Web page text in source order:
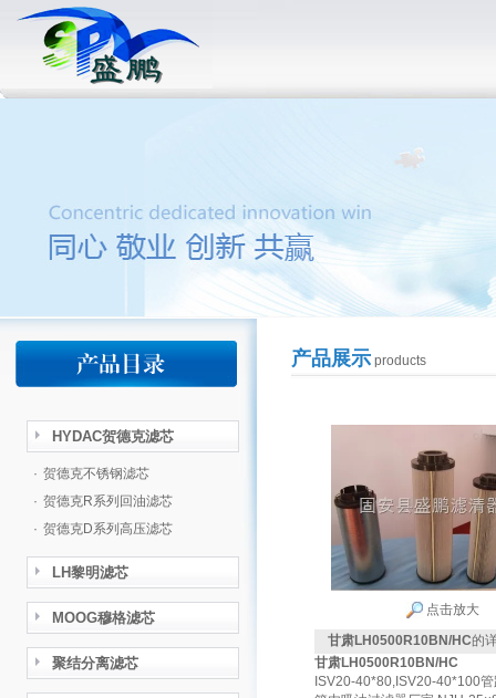
HYDAC贺德克滤芯
· 贺德克不锈钢滤芯
· 贺德克R系列回油滤芯
· 贺德克D系列高压滤芯
LH黎明滤芯
MOOG穆格滤芯
聚结分离滤芯
产品展示products
点击放大
甘肃LH0500R10BN/HC的
甘肃LH0500R10BN/HC
ISV20-40*80,ISV20-40*100